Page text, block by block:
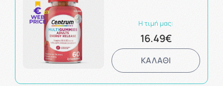
Η τιμή μας:
16.49€
ΚΑΛΑΘΙ